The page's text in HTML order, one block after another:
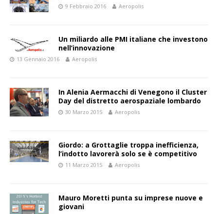
9 Febbraio 2016 Aeropolis
Un miliardo alle PMI italiane che investono
nell’innovazione
13 Gennaio 2016 Aeropolis
In Alenia Aermacchi di Venegono il Cluster
Day del distretto aerospaziale lombardo
30 Marzo 2015 Aeropolis
Giordo: a Grottaglie troppa inefficienza,
l’indotto lavorerà solo se è competitivo
11 Marzo 2015 Aeropolis
Mauro Moretti punta su imprese nuove e
giovani